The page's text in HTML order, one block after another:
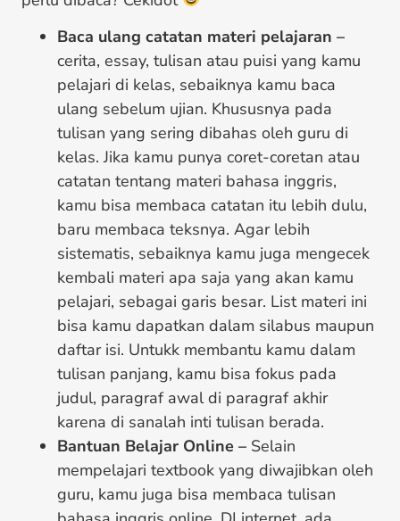
Baca ulang catatan materi pelajaran –
cerita, essay, tulisan atau puisi yang kamu
pelajari di kelas, sebaiknya kamu baca
ulang sebelum ujian. Khususnya pada
tulisan yang sering dibahas oleh guru di
kelas. Jika kamu punya coret-coretan atau
catatan tentang materi bahasa inggris,
kamu bisa membaca catatan itu lebih dulu,
baru membaca teksnya. Agar lebih
sistematis, sebaiknya kamu juga mengecek
kembali materi apa saja yang akan kamu
pelajari, sebagai garis besar. List materi ini
bisa kamu dapatkan dalam silabus maupun
daftar isi. Untukk membantu kamu dalam
tulisan panjang, kamu bisa fokus pada
judul, paragraf awal di paragraf akhir
karena di sanalah inti tulisan berada.
Bantuan Belajar Online – Selain
mempelajari textbook yang diwajibkan oleh
guru, kamu juga bisa membaca tulisan